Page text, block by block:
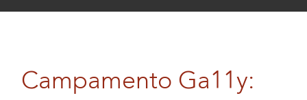
Campamento Ga11y: